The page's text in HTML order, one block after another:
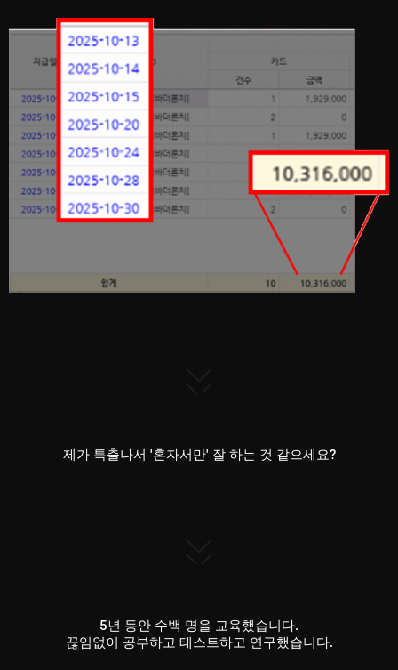
제가 특출나서 '혼자서만' 잘 하는 것 같으세요?
5년 동안 수백 명을 교육했습니다.
끊임없이 공부하고 테스트하고 연구했습니다.